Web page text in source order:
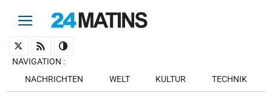
NAVIGATION :
NACHRICHTEN
WELT KULTUR TECHNIK